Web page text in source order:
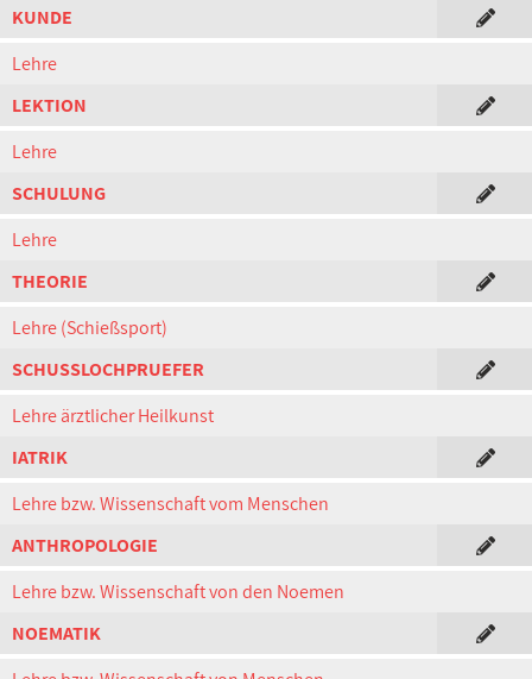
KUNDE
Lehre
LEKTION
Lehre
SCHULUNG
Lehre
THEORIE
Lehre (Schießsport)
SCHUSSLOCHPRUEFER
Lehre ärztlicher Heilkunst
IATRIK
Lehre bzw. Wissenschaft vom Menschen
ANTHROPOLOGIE
Lehre bzw. Wissenschaft von den Noemen
NOEMATIK